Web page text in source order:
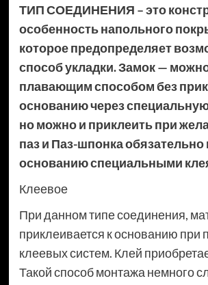
ТИП СОЕДИНЕНИЯ – это
особенность напольного
которое предопределяет
способ укладки. Замок —
плавающим способом без
основанию через
но можно и приклеить при
паз и Паз-шпонка обязательно
основанию специальными
Клеевое
При данном типе соединения,
приклеивается к основанию при
клеевых систем. Клей
Такой способ монтажа немного